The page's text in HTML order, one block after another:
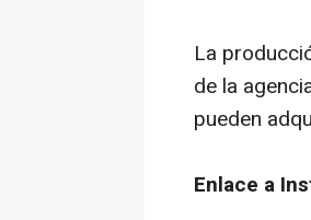
La
de la
pueden
Enlace a